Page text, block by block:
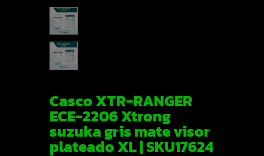
Casco XTR-RANGER
ECE-2206 Xtrong
suzuka gris mate visor
plateado XL | SKU17624